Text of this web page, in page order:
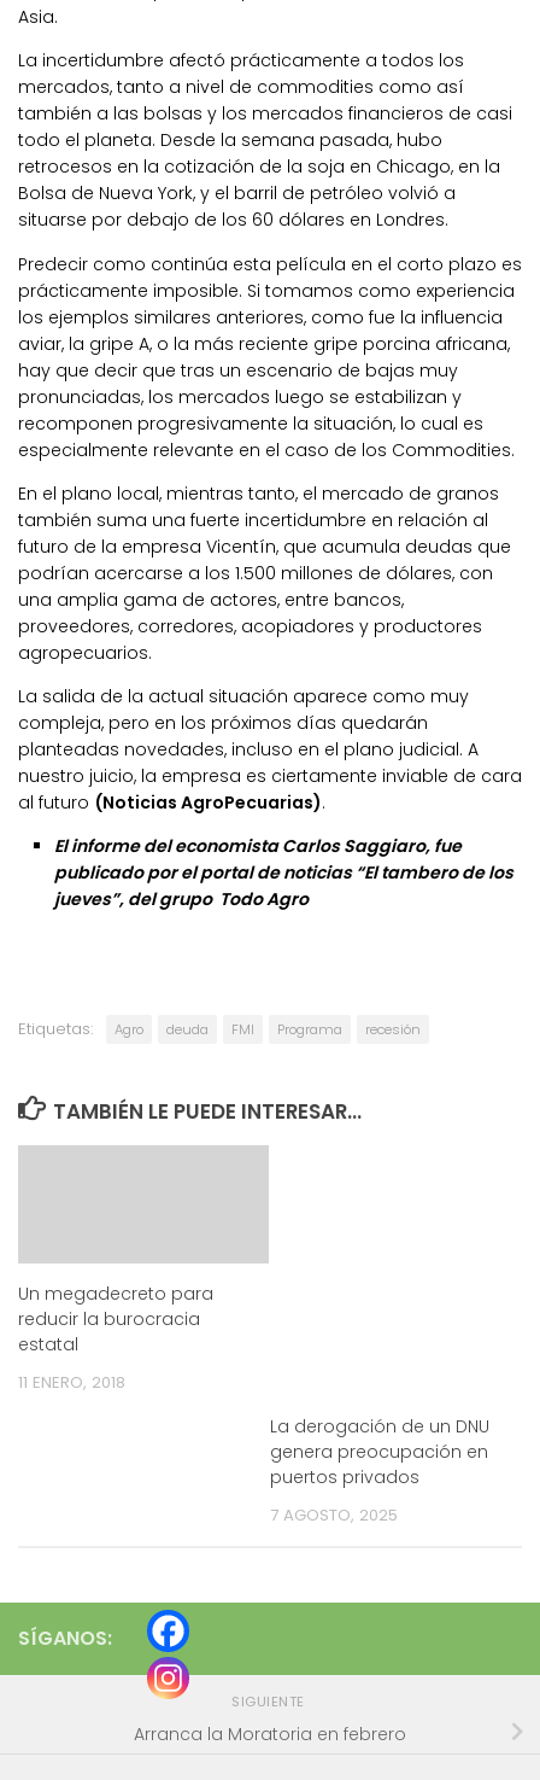
Asia.
La incertidumbre afectó prácticamente a todos los
mercados, tanto a nivel de commodities como así
también a las bolsas y los mercados financieros de casi
todo el planeta. Desde la semana pasada, hubo
retrocesos en la cotización de la soja en Chicago, en la
Bolsa de Nueva York, y el barril de petróleo volvió a
situarse por debajo de los 60 dólares en Londres.
Predecir como continúa esta película en el corto plazo es
prácticamente imposible. Si tomamos como experiencia
los ejemplos similares anteriores, como fue la influencia
aviar, la gripe A, o la más reciente gripe porcina africana,
hay que decir que tras un escenario de bajas muy
pronunciadas, los mercados luego se estabilizan y
recomponen progresivamente la situación, lo cual es
especialmente relevante en el caso de los Commodities.
En el plano local, mientras tanto, el mercado de granos
también suma una fuerte incertidumbre en relación al
futuro de la empresa Vicentín, que acumula deudas que
podrían acercarse a los 1.500 millones de dólares, con
una amplia gama de actores, entre bancos,
proveedores, corredores, acopiadores y productores
agropecuarios.
La salida de la actual situación aparece como muy
compleja, pero en los próximos días quedarán
planteadas novedades, incluso en el plano judicial. A
nuestro juicio, la empresa es ciertamente inviable de cara
al futuro (Noticias AgroPecuarias).
El informe del economista Carlos Saggiaro, fue
publicado por el portal de noticias “El tambero de los
jueves”, del grupo Todo Agro
Etiquetas: Agro deuda FMI Programa recesión
TAMBIÉN LE PUEDE INTERESAR...
Un megadecreto para
reducir la burocracia
estatal
11 ENERO, 2018
La derogación de un DNU
genera preocupación en
puertos privados
7 AGOSTO, 2025
SÍGANOS:
SIGUIENTE
Arranca la Moratoria en febrero